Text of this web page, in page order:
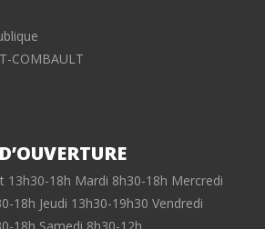
COMBAULT
13h30-18h Mardi 8h30-18h Mercredi
18h Jeudi 13h30-19h30 Vendredi